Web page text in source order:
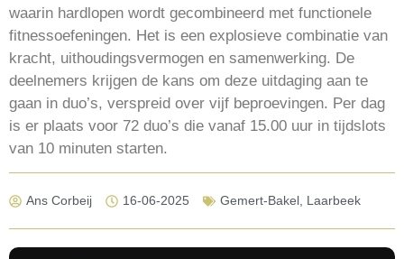
waarin hardlopen wordt gecombineerd met functionele
fitnessoefeningen. Het is een explosieve combinatie van
kracht, uithoudingsvermogen en samenwerking. De
deelnemers krijgen de kans om deze uitdaging aan te
gaan in duo’s, verspreid over vijf beproevingen. Per dag
is er plaats voor 72 duo’s die vanaf 15.00 uur in tijdslots
van 10 minuten starten.
Ans Corbeij 16-06-2025 Gemert-Bakel, Laarbeek